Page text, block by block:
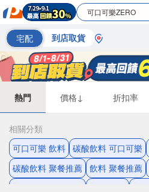
宅配 到店取貨
熱門 價格↓ 折扣率
相關分類
可口可樂 飲料 碳酸飲料 可口可樂
碳酸飲料 聚餐推薦 飲料 聚餐推薦